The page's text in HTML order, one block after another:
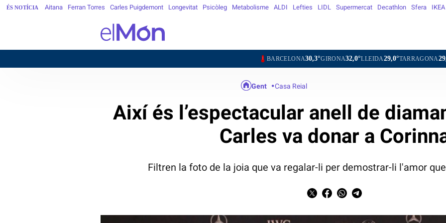
ÉS NOTÍCIA Aitana Ferran Torres Carles Puigdemont Longevitat Psicòleg Metabolisme ALDI Lefties LIDL Supermercat Decathlon Sfera IKEA
30,3°GIRONA32,0°LLEIDA29,0°TARRAGONA29,6°TORTOSA
Gent Casa Reial
Així és l’espectacular anell de
Carles va donar a
Filtren la foto de la joia que va regalar-li per demostrar-li l'amor